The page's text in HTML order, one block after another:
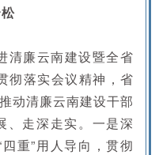
清廉云南建设暨全省
彻落实会议精神，省
动清廉云南建设干部
、走深走实。一是深
重”用人导向，贯彻